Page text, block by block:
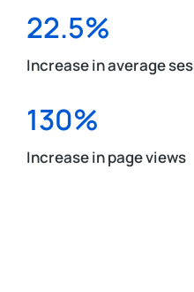
22.5%
Increase in average
130%
Increase in page views